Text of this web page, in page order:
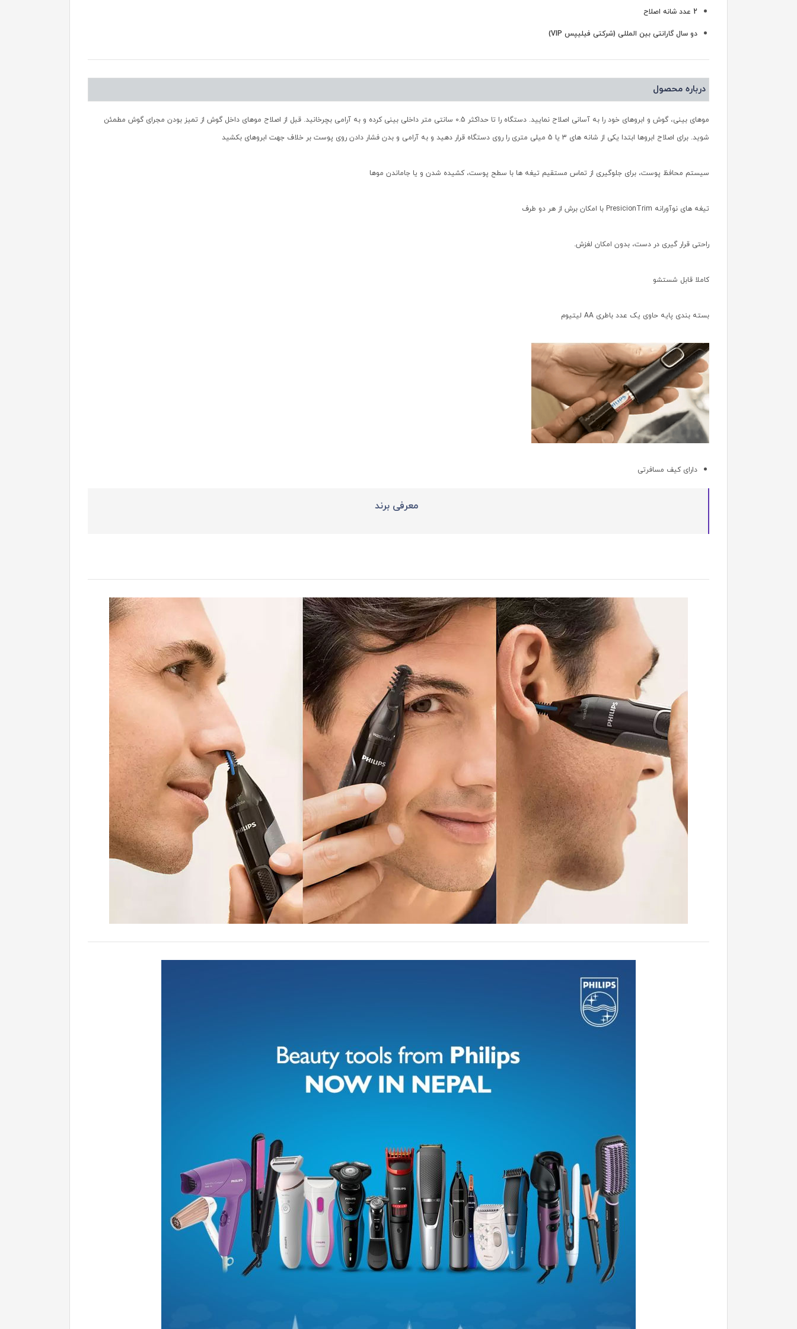
2 عدد شانه اصلاح
دو سال گارانتی بین المللی (شرکتی فیلیپس VIP)
درباره محصول
موهای بینی، گوش و ابروهای خود را به آسانی اصلاح نمایید. دستگاه را تا حداکثر 0.5 سانتی متر داخلی بینی کرده و به آرامی بچرخانید. قبل از اصلاح موهای داخل گوش از تمیز بودن مجرای گوش مطمئن
شوید. برای اصلاح ابروها ابتدا یکی از شانه های 3 یا 5 میلی متری را روی دستگاه قرار دهید و به آرامی و بدن فشار دادن روی پوست بر خلاف جهت ابروهای بکشید
سیستم محافظ پوست، برای جلوگیری از تماس مستقیم تیغه ها با سطح پوست، کشیده شدن و یا جاماندن موها
تیغه های نوآورانه PresicionTrim با امکان برش از هر دو طرف
راحتی قرار گیری در دست، بدون امکان لغزش.
کاملا قابل شستشو
بسته بندی پایه حاوی یک عدد باطری AA لیتیوم
دارای کیف مسافرتی
معرفی برند